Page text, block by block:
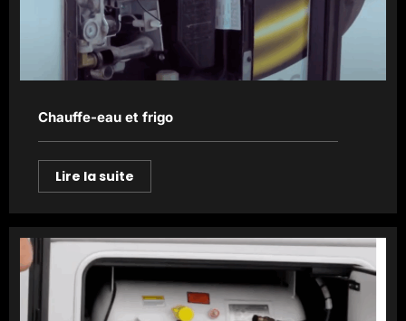
Chauffe-eau et frigo
Lire la suite